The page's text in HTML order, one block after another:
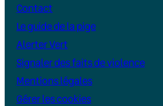
Contact
Le guide de la pige
Alerter Vert
Signaler des faits de violence
Mentions légales
Gérer les cookies